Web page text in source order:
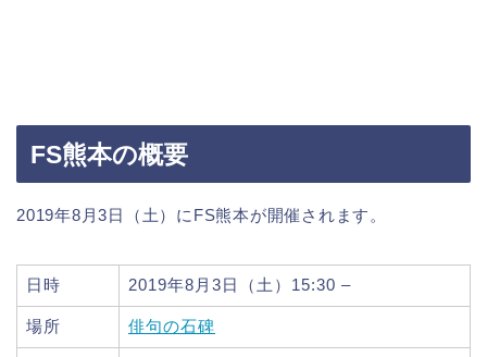
FS熊本の概要
2019年8月3日（土）にFS熊本が開催されます。
日時 2019年8月3日（土）15:30 –
場所 俳句の石碑